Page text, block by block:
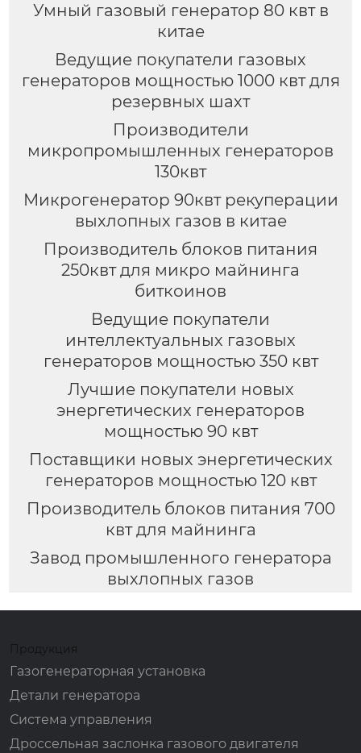
Умный газовый генератор 80 квт в
китае
Ведущие покупатели газовых
генераторов мощностью 1000 квт для
резервных шахт
Производители
микропромышленных генераторов
130квт
Микрогенератор 90квт рекуперации
выхлопных газов в китае
Производитель блоков питания
250квт для микро майнинга
биткоинов
Ведущие покупатели
интеллектуальных газовых
генераторов мощностью 350 квт
Лучшие покупатели новых
энергетических генераторов
мощностью 90 квт
Поставщики новых энергетических
генераторов мощностью 120 квт
Производитель блоков питания 700
квт для майнинга
Завод промышленного генератора
выхлопных газов
Продукция
Газогенераторная установка
Детали генератора
Система управления
Дроссельная заслонка газового двигателя